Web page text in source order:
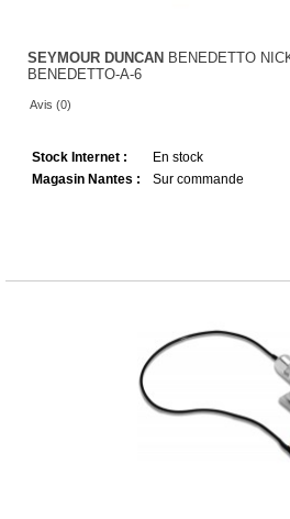
SEYMOUR DUNCAN BENEDETTO
BENEDETTO-A-6
Avis (0)
Stock Internet :
En stock
Magasin Nantes :
Sur commande